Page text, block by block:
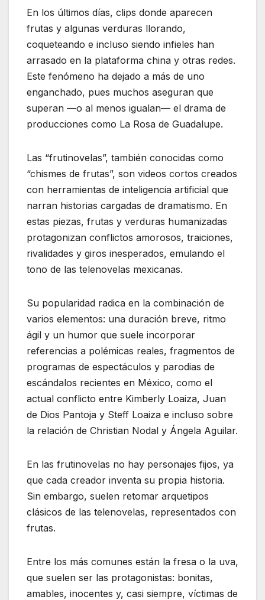
En los últimos días, clips donde aparecen
frutas y algunas verduras llorando,
coqueteando e incluso siendo infieles han
arrasado en la plataforma china y otras redes.
Este fenómeno ha dejado a más de uno
enganchado, pues muchos aseguran que
superan —o al menos igualan— el drama de
producciones como La Rosa de Guadalupe.
Las “frutinovelas”, también conocidas como
“chismes de frutas”, son videos cortos creados
con herramientas de inteligencia artificial que
narran historias cargadas de dramatismo. En
estas piezas, frutas y verduras humanizadas
protagonizan conflictos amorosos, traiciones,
rivalidades y giros inesperados, emulando el
tono de las telenovelas mexicanas.
Su popularidad radica en la combinación de
varios elementos: una duración breve, ritmo
ágil y un humor que suele incorporar
referencias a polémicas reales, fragmentos de
programas de espectáculos y parodias de
escándalos recientes en México, como el
actual conflicto entre Kimberly Loaiza, Juan
de Dios Pantoja y Steff Loaiza e incluso sobre
la relación de Christian Nodal y Ángela Aguilar.
En las frutinovelas no hay personajes fijos, ya
que cada creador inventa su propia historia.
Sin embargo, suelen retomar arquetipos
clásicos de las telenovelas, representados con
frutas.
Entre los más comunes están la fresa o la uva,
que suelen ser las protagonistas: bonitas,
amables, inocentes y, casi siempre, víctimas de